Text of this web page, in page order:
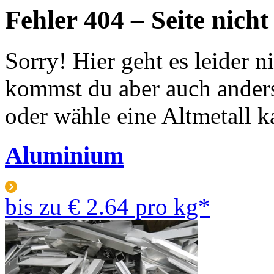
Fehler 404 – Seite
Sorry! Hier geht es leider
kommst du aber auch
oder wähle eine Altmetall
Aluminium
bis zu € 2.64 pro kg*